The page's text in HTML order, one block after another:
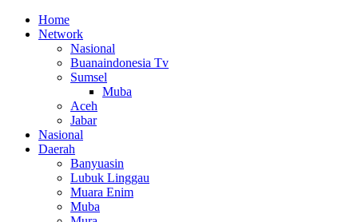
Home
Network
Nasional
Buanaindonesia Tv
Sumsel
Muba
Aceh
Jabar
Nasional
Daerah
Banyuasin
Lubuk Linggau
Muara Enim
Muba